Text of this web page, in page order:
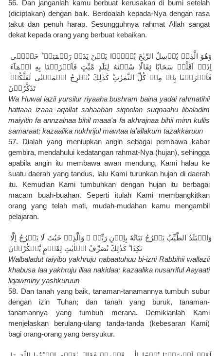
56. Dan janganlah kamu berbuat kerusakan di bumi setelah
(diciptakan) dengan baik. Berdoalah kepada-Nya dengan rasa
takut dan penuh harap. Sesungguhnya rahmat Allah sangat
dekat kepada orang yang berbuat kebaikan.
تَذَكَّرُوۡنَ‏
Wa Huwal lazii yursilur riyaaha bushram baina yadai rahmatihii
hattaaa izaaa aqallat sahaaban siqoolan suqnaahu libaladim
maiyitin fa annzalnaa bihil maaa'a fa akhrajnaa bihii minn kullis
samaraat; kazaalika nukhrijul mawtaa la'allakum tazakkaruun
57. Dialah yang meniupkan angin sebagai pembawa kabar
gembira, mendahului kedatangan rahmat-Nya (hujan), sehingga
apabila angin itu membawa awan mendung, Kami halau ke
suatu daerah yang tandus, lalu Kami turunkan hujan di daerah
itu. Kemudian Kami tumbuhkan dengan hujan itu berbagai
macam buah-buahan. Seperti itulah Kami membangkitkan
orang yang telah mati, mudah-mudahan kamu mengambil
pelajaran.
نَكِدًا ‌ؕ كَذٰلِكَ نُصَرِّفُ الۡاٰيٰتِ لِقَوۡمٍ يَّشۡكُرُوۡنَ
Walbaladut taiyibu yakhruju nabaatuhuu bi-izni Rabbihii wallazii
khabusa laa yakhruju illaa nakidaa; kazaalika nusarriful Aayaati
liqawminy yashkuruun
58. Dan tanah yang baik, tanaman-tanamannya tumbuh subur
dengan izin Tuhan; dan tanah yang buruk, tanaman-
tanamannya yang tumbuh merana. Demikianlah Kami
menjelaskan berulang-ulang tanda-tanda (kebesaran Kami)
bagi orang-orang yang bersyukur.